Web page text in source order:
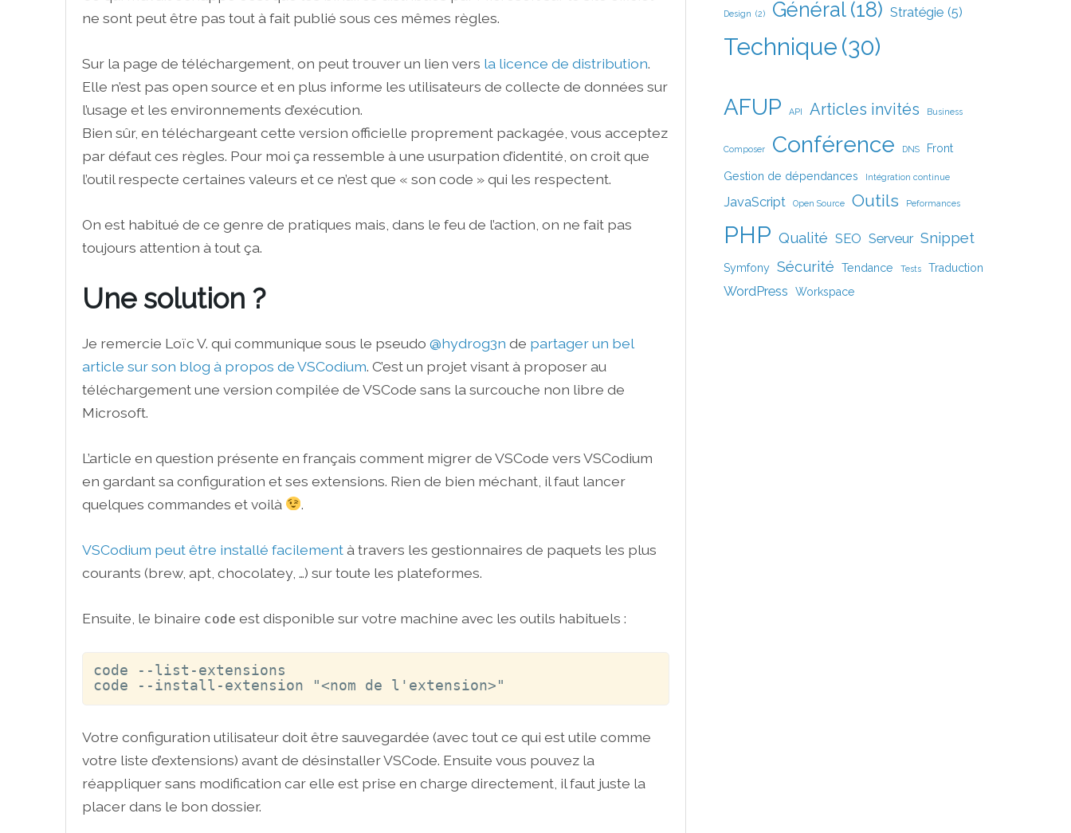
ne sont peut être pas tout à fait publié sous ces mêmes règles.
Sur la page de téléchargement, on peut trouver un lien vers la licence de distribution.
Elle n’est pas open source et en plus informe les utilisateurs de collecte de données sur
l’usage et les environnements d’exécution.
Bien sûr, en téléchargeant cette version officielle proprement packagée, vous acceptez
par défaut ces règles. Pour moi ça ressemble à une usurpation d’identité, on croit que
l’outil respecte certaines valeurs et ce n’est que « son code » qui les respectent.
On est habitué de ce genre de pratiques mais, dans le feu de l’action, on ne fait pas
toujours attention à tout ça.
Une solution ?
Je remercie Loïc V. qui communique sous le pseudo @hydrog3n de partager un bel
article sur son blog à propos de VSCodium. C’est un projet visant à proposer au
téléchargement une version compilée de VSCode sans la surcouche non libre de
Microsoft.
L’article en question présente en français comment migrer de VSCode vers VSCodium
en gardant sa configuration et ses extensions. Rien de bien méchant, il faut lancer
quelques commandes et voilà
.
VSCodium peut être installé facilementà travers les gestionnaires de paquets les plus
courants (brew, apt, chocolatey, …) sur toute les plateformes.
Ensuite, le binaire code est disponible sur votre machine avec les outils habituels :
code --list-extensions
code --install-extension "<nom de l'extension>"
Votre configuration utilisateur doit être sauvegardée (avec tout ce qui est utile comme
votre liste d’extensions) avant de désinstaller VSCode. Ensuite vous pouvez la
réappliquer sans modification car elle est prise en charge directement, il faut juste la
placer dans le bon dossier.
Design (2) Général (18) Stratégie (5)
Technique (30)
AFUP API Articles invités Business
Composer Conférence DNS Front
Gestion de dépendances Intégration continue
JavaScript Open Source Outils Peformances
PHP Qualité SEO Serveur Snippet
Symfony Sécurité Tendance Tests Traduction
WordPress Workspace